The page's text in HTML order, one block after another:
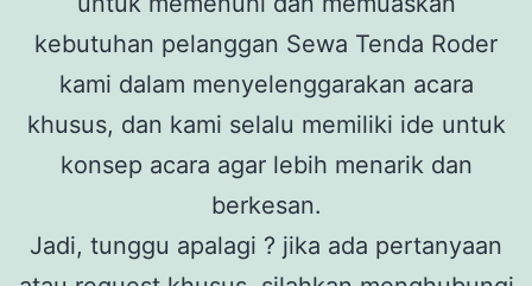
kebutuhan pelanggan Sewa Tenda Roder
kami dalam menyelenggarakan acara
khusus, dan kami selalu memiliki ide untuk
konsep acara agar lebih menarik dan
berkesan.
Jadi, tunggu apalagi ? jika ada pertanyaan